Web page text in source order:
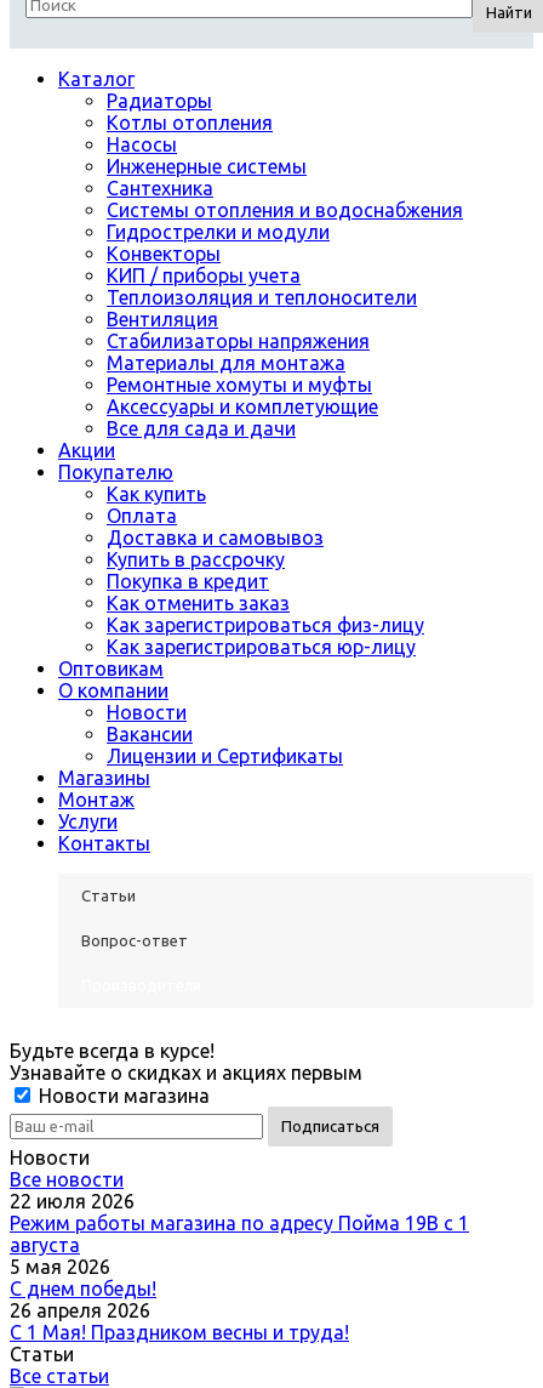
Найти
Каталог
Радиаторы
Котлы отопления
Насосы
Инженерные системы
Сантехника
Системы отопления и водоснабжения
Гидрострелки и модули
Конвекторы
КИП / приборы учета
Теплоизоляция и теплоносители
Вентиляция
Стабилизаторы напряжения
Материалы для монтажа
Ремонтные хомуты и муфты
Аксессуары и комплетующие
Все для сада и дачи
Акции
Покупателю
Как купить
Оплата
Доставка и самовывоз
Купить в рассрочку
Покупка в кредит
Как отменить заказ
Как зарегистрироваться физ-лицу
Как зарегистрироваться юр-лицу
Оптовикам
О компании
Новости
Вакансии
Лицензии и Сертификаты
Магазины
Монтаж
Услуги
Контакты
Статьи
Вопрос-ответ
Будьте всегда в курсе!
Узнавайте о скидках и акциях первым
Новости магазина
Новости
Все новости
22 июля 2026
Режим работы магазина по адресу Пойма 19В с 1
августа
5 мая 2026
С днем победы!
26 апреля 2026
С 1 Мая! Праздником весны и труда!
Статьи
Все статьи